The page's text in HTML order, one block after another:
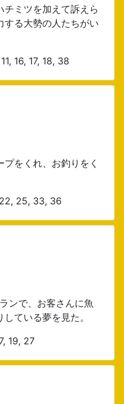
ミツを加えて訴えら
する大勢の人たちがい
16, 17, 18, 38
をくれ、お釣りをく
25, 33, 36
ンで、お客さんに魚
ている夢を見た。
19, 27